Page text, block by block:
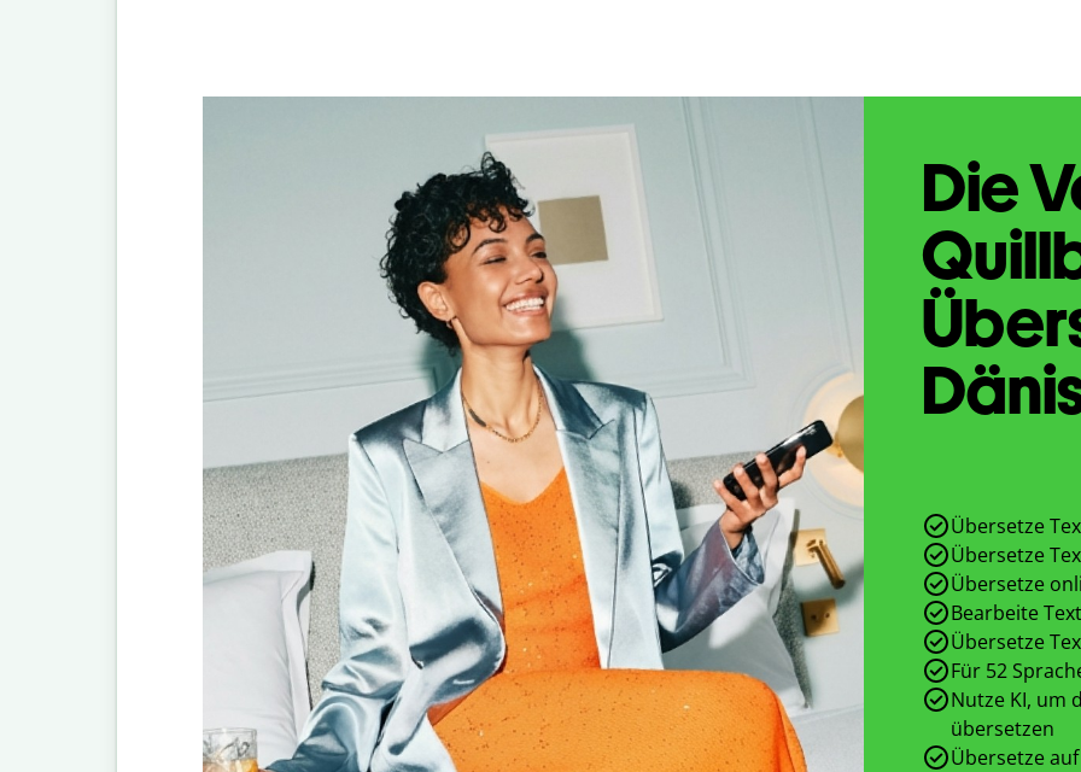
Die
Übersetze
Übersetze
Übersetze
Bearbeite
Übersetze
Für 52
Nutze KI, um
übersetzen
Übersetze